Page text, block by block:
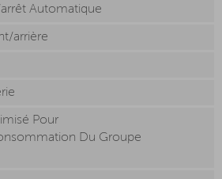
Automatique
arrière
Pour
Du Groupe